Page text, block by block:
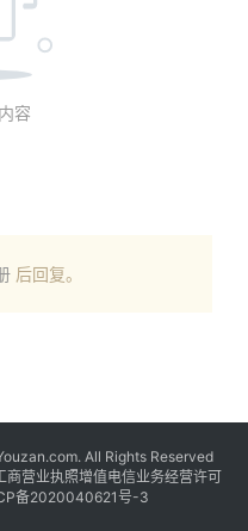
容
后回复。
All Rights Reserved
商营业执照增值电信业务经营许可
备2020040621号-3